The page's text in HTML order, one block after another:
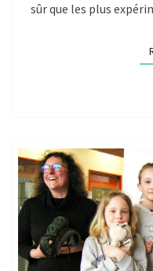
sûr que les plus